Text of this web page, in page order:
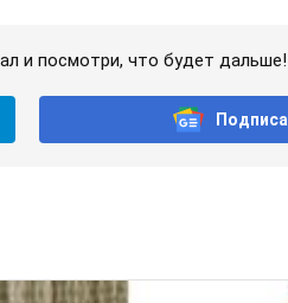
и посмотри, что будет дальше!